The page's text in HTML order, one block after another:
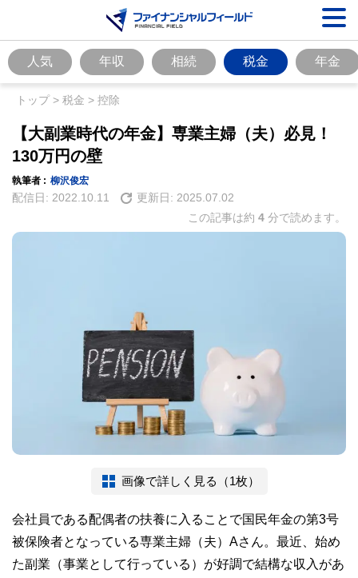
人気 年収 相続 税金 年金
トップ> 税金 > 控除
【大副業時代の年金】専業主婦（夫）必見！
130万円の壁
執筆者 : 柳沢俊宏
配信日: 2022.10.11 更新日: 2025.07.02
この記事は約 4 分で読めます。
画像で詳しく見る（1枚）
会社員である配偶者の扶養に入ることで国民年金の第3号
被保険者となっている専業主婦（夫）Aさん。最近、始め
た副業（事業として行っている）が好調で結構な収入があ